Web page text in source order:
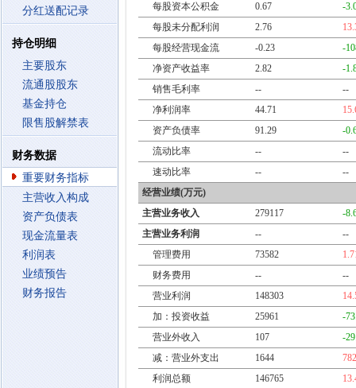
分红送配记录
持仓明细
主要股东
流通股股东
基金持仓
限售股解禁表
财务数据
重要财务指标
主营收入构成
资产负债表
现金流量表
利润表
业绩预告
财务报告
每股资本公积金
0.67
-
每股未分配利润
2.76
每股经营现金流
-0.23
-
净资产收益率
2.82
-
销售毛利率
--
--
净利润率
44.71
资产负债率
91.29
-
流动比率
--
--
速动比率
--
--
经营业绩(万元)
主营业务收入
279117
-
主营业务利润
--
--
管理费用
73582
财务费用
--
--
营业利润
148303
加：投资收益
25961
-
营业外收入
107
-
减：营业外支出
1644
利润总额
146765